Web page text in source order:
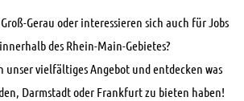
Gerau oder interessieren sich auch für Jobs
des Rhein-Main-Gebietes?
unser vielfältiges Angebot und entdecken was
Darmstadt oder Frankfurt zu bieten haben!